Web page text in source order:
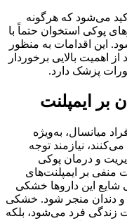
می‌شود که هرگونه
پوکی استخوان حتماً با
این اقدامات به منظور
اهمیت بالایی برخوردار
پزشک دارد.
بر ایمپلنت
میانسال، به‌ویژه
نیازمند توجه
و درمان پوکی
منفی بر ایمپلنت‌های
شایع این داروها خشکی
و دندان منجر شود. خشکی
زندگی فرد می‌شود، بلکه